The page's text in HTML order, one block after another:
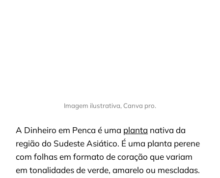
Imagem ilustrativa, Canva pro.
A Dinheiro em Penca é uma planta nativa da
região do Sudeste Asiático. É uma planta perene
com folhas em formato de coração que variam
em tonalidades de verde, amarelo ou mescladas.